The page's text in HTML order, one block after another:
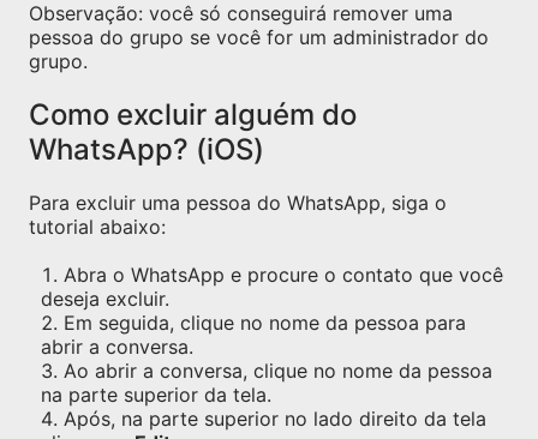
Observação: você só conseguirá remover uma
pessoa do grupo se você for um administrador do
grupo.
Como excluir alguém do
WhatsApp? (iOS)
Para excluir uma pessoa do WhatsApp, siga o
tutorial abaixo:
Abra o WhatsApp e procure o contato que você
deseja excluir.
Em seguida, clique no nome da pessoa para
abrir a conversa.
Ao abrir a conversa, clique no nome da pessoa
na parte superior da tela.
Após, na parte superior no lado direito da tela